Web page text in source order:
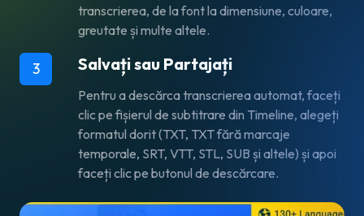
transcrierea, de la font la dimensiune, culoare,
greutate și multe altele.
3 Salvați sau Partajați
Pentru a descărca transcrierea automat, faceți
clic pe fișierul de subtitrare din Timeline, alegeți
formatul dorit (TXT, TXT fără marcaje
temporale, SRT, VTT, STL, SUB și altele) și apoi
faceți clic pe butonul de descărcare.